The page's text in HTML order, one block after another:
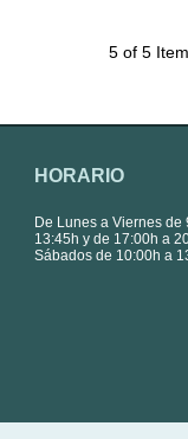
5 of 5
HORARIO
De Lunes a Viernes de
13:45h y de 17:00h a
Sábados de 10:00h a